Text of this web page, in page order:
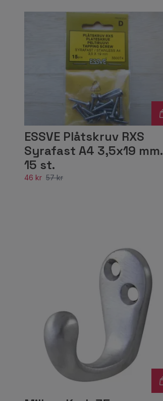
ESSVE Plåtskruv RXS
Syrafast A4 3,5x19 mm.
15 st.
46 kr 57 kr